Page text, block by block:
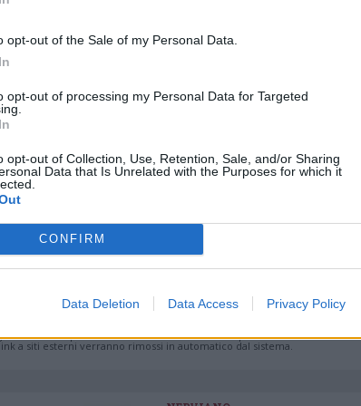
opt-out of the Sale of my Personal Data.
opt-out of processing my Personal Data for Targeted
opt-out of Collection, Use, Retention, Sale, and/or Sharing
Data that Is Unrelated with the Purposes for which it
CONFIRM
Data Deletion Data Access Privacy Policy
a cuore l'informazione del nostro territorio e
in prima linea per informarvi con attenzione.
Pubblicato il 26 Maggio 2012
Il contenuto di questo commento esprime il pensiero dell'autore e
che rimane autonoma e indipendente. I messaggi inclusi nei commenti
lettori che possono essere automaticamente pubblicati senza filtro
a siti esterni verranno rimossi in automatico dal sistema.